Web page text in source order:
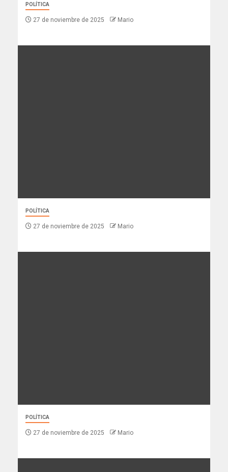
POLÍTICA
27 de noviembre de 2025 Mario
POLÍTICA
27 de noviembre de 2025 Mario
POLÍTICA
27 de noviembre de 2025 Mario